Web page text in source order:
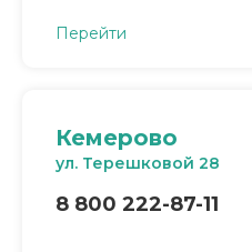
Перейти
Кемерово
ул. Терешковой 28
8 800 222-87-11